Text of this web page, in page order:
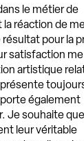
le métier de
la réaction de
pour la
satisfaction me
artistique
également
Je souhaite
leur véritable